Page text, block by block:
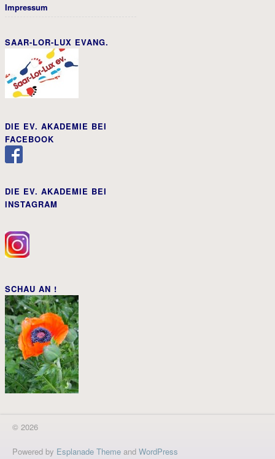
Impressum
SAAR-LOR-LUX EVANG.
DIE EV. AKADEMIE BEI
FACEBOOK
DIE EV. AKADEMIE BEI
INSTAGRAM
SCHAU AN !
© 2026
Powered by Esplanade Theme and WordPress